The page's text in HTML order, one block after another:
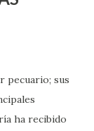
pecuario; sus
ha recibido